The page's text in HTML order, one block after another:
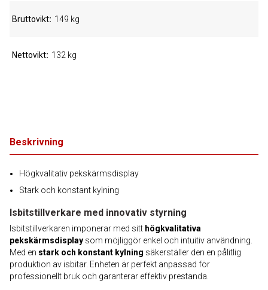
Beskrivning
Högkvalitativ pekskärmsdisplay
Stark och konstant kylning
Isbitstillverkare med innovativ styrning
Isbitstillverkaren imponerar med sitt högkvalitativa
pekskärmsdisplay som möjliggör enkel och intuitiv användning.
Med en stark och konstant kylning säkerställer den en pålitlig
produktion av isbitar. Enheten är perfekt anpassad för
professionellt bruk och garanterar effektiv prestanda.
Bruttovikt 149 kg
Nettovikt 132 kg